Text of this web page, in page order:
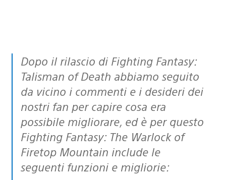
Dopo il rilascio di Fighting Fantasy:
Talisman of Death abbiamo seguito
da vicino i commenti e i desideri dei
nostri fan per capire cosa era
possibile migliorare, ed è per questo
Fighting Fantasy: The Warlock of
Firetop Mountain include le
seguenti funzioni e migliorie: